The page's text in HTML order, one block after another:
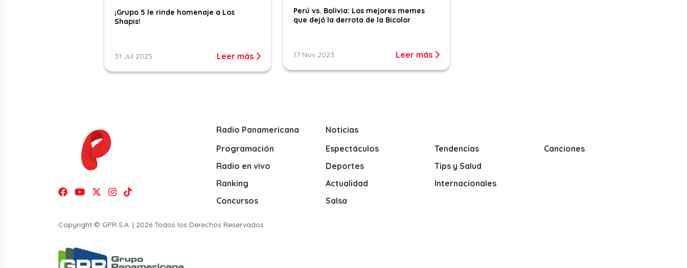
¡Grupo 5 le rinde homenaje a Los
Shapis!
31 Jul 2025 Leer más
Perú vs. Bolivia: Los mejores memes
que dejó la derrota de la Bicolor
17 Nov 2023 Leer más
Radio Panamericana
Programación
Radio en vivo
Ranking
Concursos
Noticias
Espectáculos
Deportes
Actualidad
Salsa
Tendencias
Tips y Salud
Internacionales
Canciones
Copyright © GPR S.A. | 2026 Todos los Derechos Reservados.